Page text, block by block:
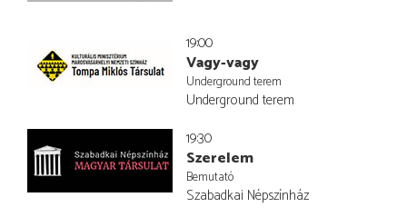
19:00
Vagy-vagy
Underground terem
Underground terem
19:30
Szerelem
Bemutató
Szabadkai Népszínház